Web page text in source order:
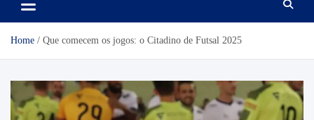
Home Que comecem os jogos: o Citadino de Futsal 2025